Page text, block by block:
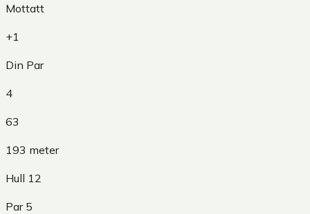
Mottatt
+1
Din Par
4
63
193 meter
Hull 12
Par 5